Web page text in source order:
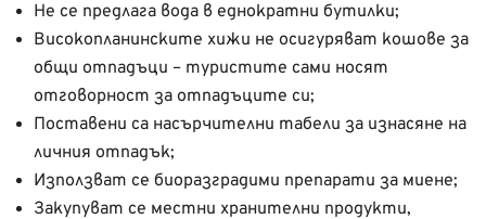
Не се предлага вода в еднократни бутилки;
Високопланинските хижи не осигуряват кошове за
общи отпадъци – туристите сами носят
отговорност за отпадъците си;
Поставени са насърчителни табели за изнасяне на
личния отпадък;
Използват се биоразградими препарати за миене;
Закупуват се местни хранителни продукти,